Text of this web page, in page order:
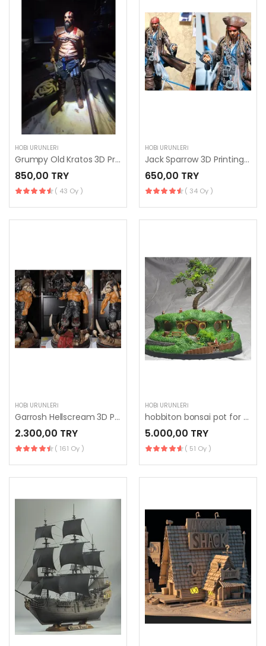
HOBI ÜRÜNLERI
Grumpy Old Kratos 3D Printing Figurine
850,00 TRY
( 43 Oy )
HOBI ÜRÜNLERI
Jack Sparrow 3D Printing Figurine
650,00 TRY
( 34 Oy )
HOBI ÜRÜNLERI
Garrosh Hellscream 3D Printing Figurine
2.300,00 TRY
( 161 Oy )
HOBI ÜRÜNLERI
hobbiton bonsai pot for 3d printing
5.000,00 TRY
( 51 Oy )